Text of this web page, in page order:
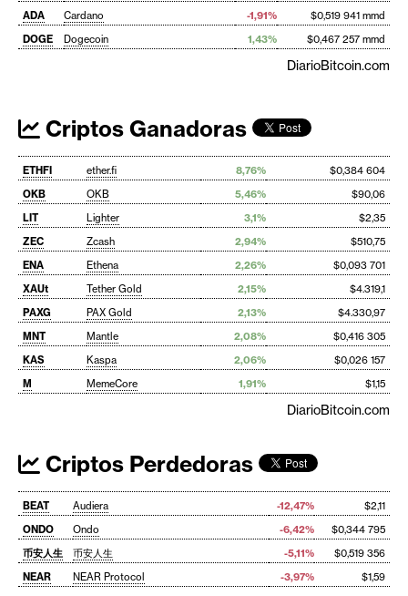
ADA
Cardano -1,91%
$0,519 941 mmd
DOGE
Dogecoin 1,43% $0,467 257 mmd
DiarioBitcoin.com
Criptos Ganadoras
ETHFI ether.fi 8,76%
$0,384 604
OKB
OKB 5,46%
$90,06
LIT
Lighter 3,1%
$2,35
ZEC
Zcash 2,94%
$510,75
ENA
Ethena 2,26%
$0,093 701
XAUt
Tether Gold 2,15%
$4.319,1
PAXG
PAX Gold 2,13%
$4.330,97
MNT
Mantle 2,08%
$0,416 305
KAS
Kaspa 2,06%
$0,026 157
M
MemeCore 1,91% $1,15
DiarioBitcoin.com
Criptos Perdedoras
BEAT Audiera -12,47%
$2,11
ONDO
Ondo -6,42%
$0,344 795
币安人生
币安人生 -5,11%
$0,519 356
NEAR
NEAR Protocol -3,97%
$1,59